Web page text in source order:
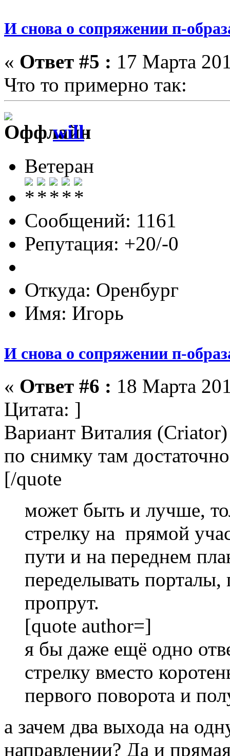
И снова о сопряжении п-
« Ответ #5 : 17 Марта
Что то примерно так:
will
Ветеран
Сообщений: 1161
Репутация: +20/-0
Откуда: Оренбург
Имя: Игорь
И снова о сопряжении п-
« Ответ #6 : 18 Марта
Цитата: ]
Вариант Виталия
по снимку там достаточно
[/quote
может быть и лучше,
стрелку на прямой
пути и на переднем
переделывать
пропрут.
[quote author=]
я бы даже ещё одно
стрелку вместо
первого поворота и
а зачем два выхода на
направлении? Да и